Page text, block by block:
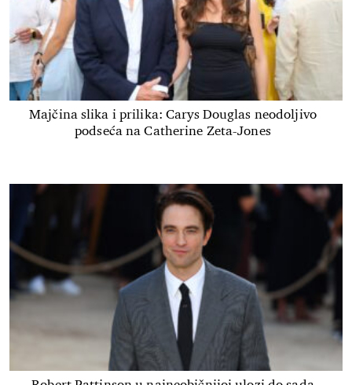
Majčina slika i prilika: Carys Douglas neodoljivo
podseća na Catherine Zeta-Jones